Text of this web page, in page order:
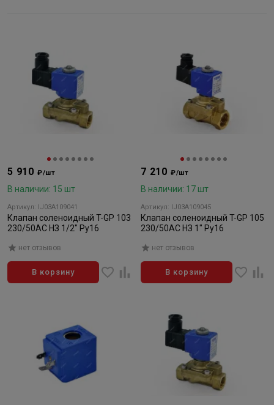
5 910 ₽/шт
В наличии: 15 шт
Артикул: IJ03A109041
Клапан соленоидный T-GP 103
230/50AC НЗ 1/2" Ру16
нет отзывов
В корзину
7 210 ₽/шт
В наличии: 17 шт
Артикул: IJ03A109045
Клапан соленоидный T-GP 105
230/50AC НЗ 1" Ру16
нет отзывов
В корзину